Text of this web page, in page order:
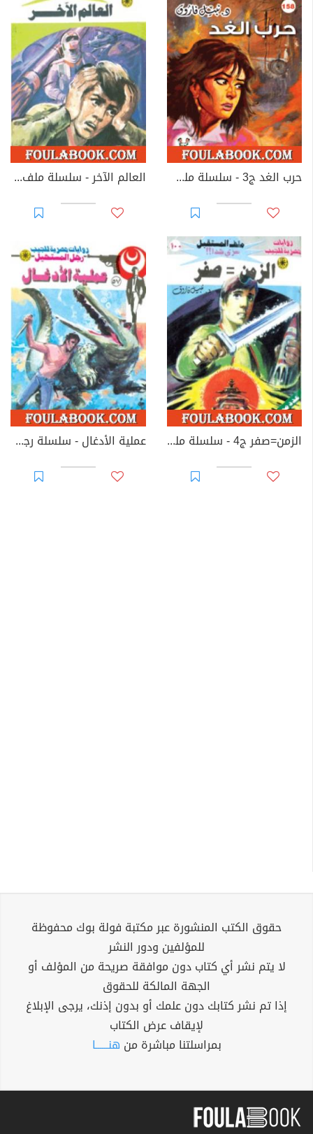
حرب الغد ج3 - سلسلة ملف المستقبل العالم الآخر - سلسلة ملف المستقبل
الزمن=صفر ج4 - سلسلة ملف المستقبل عملية الأدغال - سلسلة رجل المستحيل
حقوق الكتب المنشورة عبر مكتبة فولة بوك محفوظة
للمؤلفين ودور النشر
لا يتم نشر أي كتاب دون موافقة صريحة من المؤلف أو
الجهة المالكة للحقوق
إذا تم نشر كتابك دون علمك أو بدون إذنك، يرجى الإبلاغ
لإيقاف عرض الكتاب
بمراسلتنا مباشرة من هنــــــا